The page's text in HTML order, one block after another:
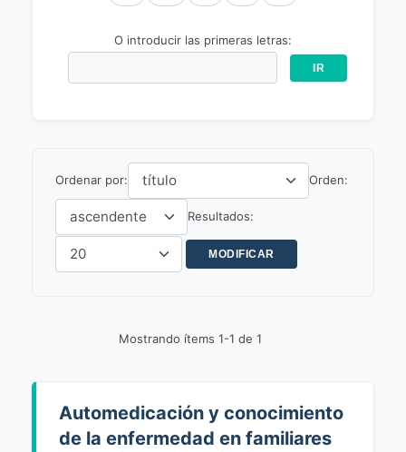
O introducir las primeras letras:
Ordenar por: Orden:
Resultados:
Mostrando ítems 1-1 de 1
Automedicación y conocimiento
de la enfermedad en familiares